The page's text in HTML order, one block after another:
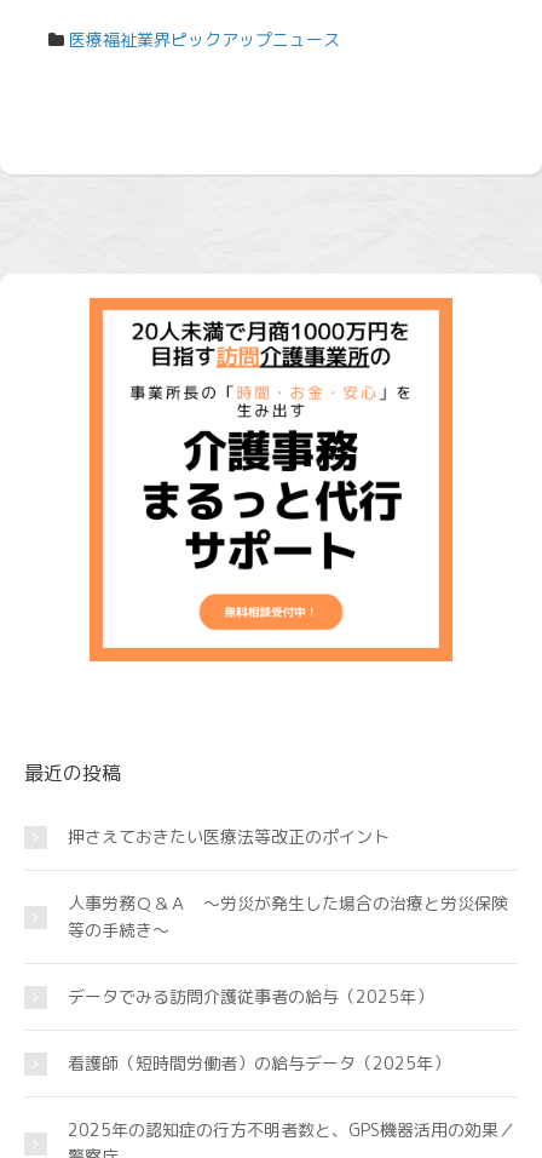
医療福祉業界ピックアップニュース
最近の投稿
押さえておきたい医療法等改正のポイント
人事労務Ｑ＆Ａ ～労災が発生した場合の治療と労災保険
等の手続き～
データでみる訪問介護従事者の給与（2025年）
看護師（短時間労働者）の給与データ（2025年）
2025年の認知症の行方不明者数と、GPS機器活用の効果／